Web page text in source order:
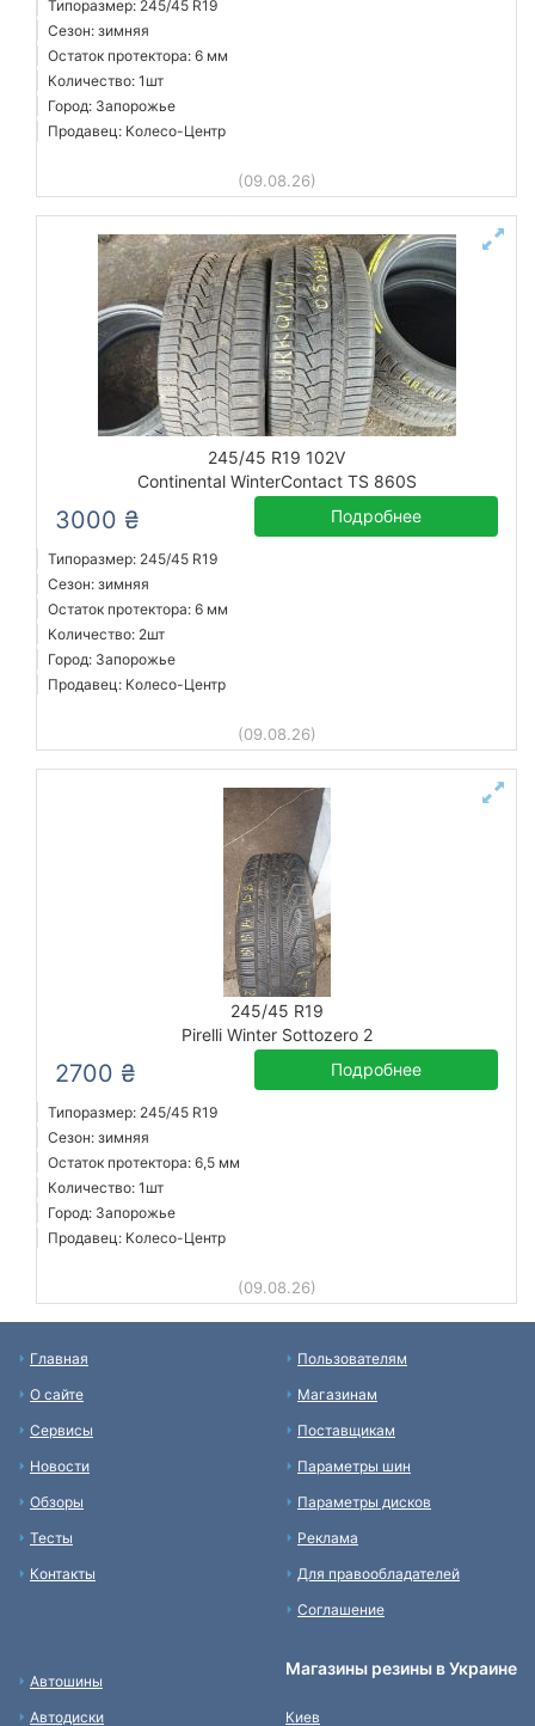
Типоразмер: 245/45 R19
Сезон: зимняя
Остаток протектора: 6 мм
Количество: 1шт
Город: Запорожье
Продавец: Колесо-Центр
(09.08.26)
245/45 R19 102V
Continental WinterContact TS 860S
3000 ₴ Подробнее
Типоразмер: 245/45 R19
Сезон: зимняя
Остаток протектора: 6 мм
Количество: 2шт
Город: Запорожье
Продавец: Колесо-Центр
(09.08.26)
245/45 R19
Pirelli Winter Sottozero 2
2700 ₴ Подробнее
Типоразмер: 245/45 R19
Сезон: зимняя
Остаток протектора: 6,5 мм
Количество: 1шт
Город: Запорожье
Продавец: Колесо-Центр
(09.08.26)
Главная
О сайте
Сервисы
Новости
Обзоры
Тесты
Контакты
Пользователям
Магазинам
Поставщикам
Параметры шин
Параметры дисков
Реклама
Для правообладателей
Соглашение
Автошины
Автодиски
Магазины резины в Украине
Киев